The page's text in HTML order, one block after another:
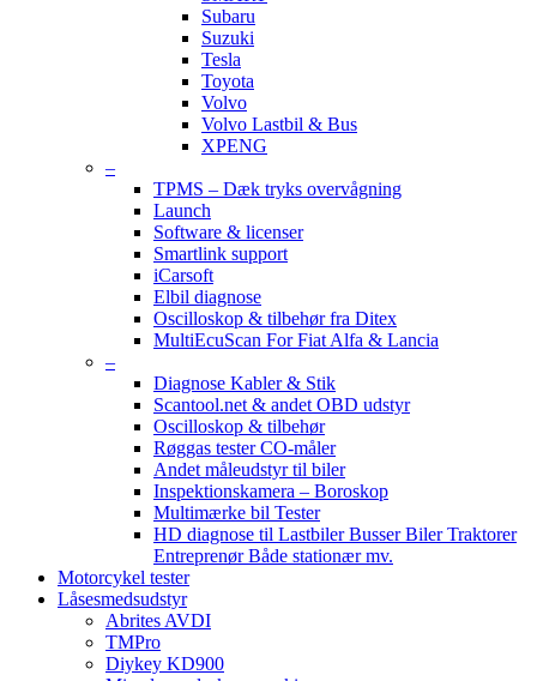
Subaru
Suzuki
Tesla
Toyota
Volvo
Volvo Lastbil & Bus
XPENG
–
TPMS – Dæk tryks overvågning
Launch
Software & licenser
Smartlink support
iCarsoft
Elbil diagnose
Oscilloskop & tilbehør fra Ditex
MultiEcuScan For Fiat Alfa & Lancia
–
Diagnose Kabler & Stik
Scantool.net & andet OBD udstyr
Oscilloskop & tilbehør
Røggas tester CO-måler
Andet måleudstyr til biler
Inspektionskamera – Boroskop
Multimærke bil Tester
HD diagnose til Lastbiler Busser Biler Traktorer
Entreprenør Både stationær mv.
Motorcykel tester
Låsesmedsudstyr
Abrites AVDI
TMPro
Diykey KD900